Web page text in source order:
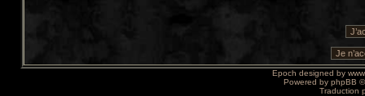
Epoch designed by
Powered by phpBB
Traduction